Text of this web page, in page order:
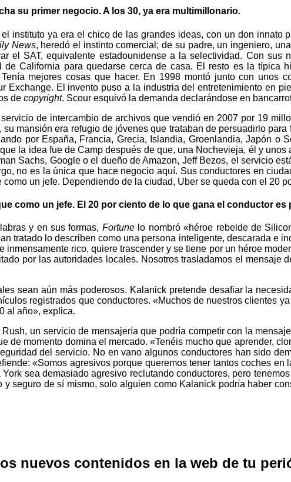
su primer negocio. A los 30, ya era multimillonario.
instituto ya era el chico de las grandes ideas, con un don innato
News, heredó el instinto comercial; de su padre, un ingeniero,
el SAT, equivalente estadounidense a la selectividad. Con
California para quedarse cerca de casa. El resto es la típica
mejores cosas que hacer. En 1998 montó junto con unos
Exchange. El invento puso a la industria del entretenimiento en
de copyright. Scour esquivó la demanda declarándose en
de intercambio de archivos que vendió en 2007 por 19
mansión era refugio de jóvenes que trataban de persuadirlo
por España, Francia, Grecia, Islandia, Groenlandia, Japón o
la idea fue de Camp después de que, una Nochevieja, él y
Sachs, Google o el dueño de Amazon, Jeff Bezos, el servicio
no es la única que hace negocio aquí. Sus conductores en
un jefe. Dependiendo de la ciudad, Uber se queda con el 20
como un jefe. El 20 por ciento de lo que gana el conductor es
y en sus formas, Fortunelo nombró «héroe rebelde de
tratado lo describen como una persona inteligente, descarada e
inmensamente rico, quiere trascender y se tiene por un héroe
por las autoridades locales. Nosotros trasladamos el mensaje
sean aún más poderosos. Kalanick pretende desafiar la
registrados que conductores. «Muchos de nuestros clientes
al año», explica.
un servicio de mensajería que podría competir con la
de momento domina el mercado. «Tenéis mucho que aprender,
del servicio. No en vano algunos conductores han sido
«Somos agresivos porque queremos tener tantos coches
sea demasiado agresivo reclutando conductores, pero
seguro de sí mismo, solo alguien como Kalanick podría haber
nuevos contenidos en la web de tu